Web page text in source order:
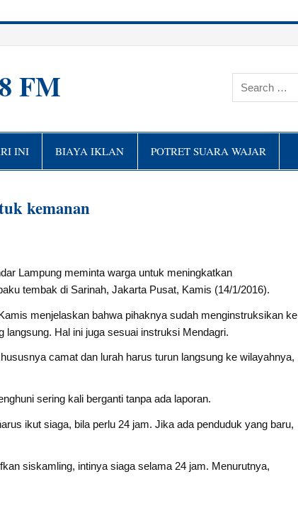
FM
INI BIAYA IKLAN POTRET SUARA WAJAR
kemanan
Lampung meminta warga untuk meningkatkan
tembak di Sarinah, Jakarta Pusat, Kamis (14/1/2016).
menjelaskan bahwa pihaknya sudah menginstruksikan ke
Hal ini juga sesuai instruksi Mendagri.
camat dan lurah harus turun langsung ke wilayahnya,
sering kali berganti tanpa ada laporan.
ikut siaga, bila perlu 24 jam. Jika ada penduduk yang baru,
siskamling, intinya siaga selama 24 jam. Menurutnya,